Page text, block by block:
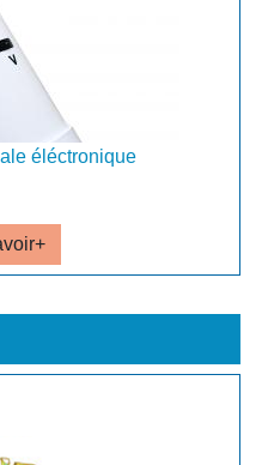
éléctronique